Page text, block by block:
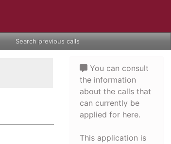
Search previous calls
You can consult
the information
about the calls that
can currently be
applied for here.
This application is